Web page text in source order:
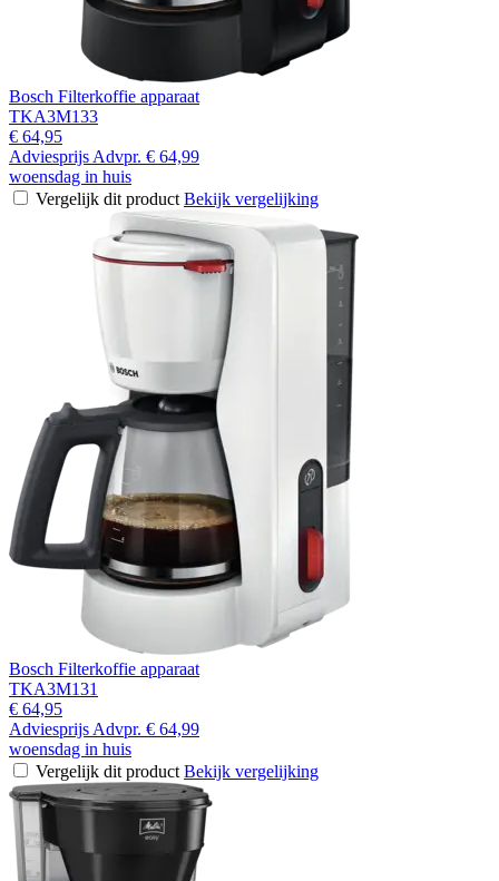
Bosch Filterkoffie apparaat
TKA3M133
€ 64,95
Adviesprijs Advpr. € 64,99
woensdag in huis
Vergelijk dit product Bekijk vergelijking
Bosch Filterkoffie apparaat
TKA3M131
€ 64,95
Adviesprijs Advpr. € 64,99
woensdag in huis
Vergelijk dit product Bekijk vergelijking